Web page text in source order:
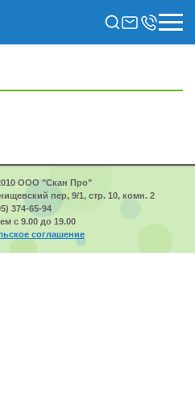
ООО "Скан Про"
пер, 9/1, стр. 10, комн. 2
374-65-94
с 9.00 до 19.00
соглашение